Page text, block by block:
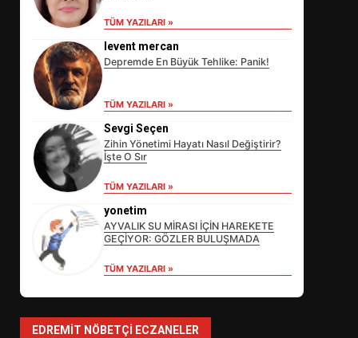
TÜM YAZILARI »
levent mercan
Depremde En Büyük Tehlike: Panik!
TÜM YAZILARI »
Sevgi Seçen
Zihin Yönetimi Hayatı Nasıl Değiştirir?
İşte O Sır
TÜM YAZILARI »
yonetim
AYVALIK SU MİRASI İÇİN HAREKETE
GEÇİYOR: GÖZLER BULUŞMADA
TÜM YAZILARI »
EDREMIT NÖBETÇI ECZANELER
DEĞİŞECEK?
EDREMİT’İN GURURU TÜRKİYE
FİNALİNDE NE BAŞARDI?
5